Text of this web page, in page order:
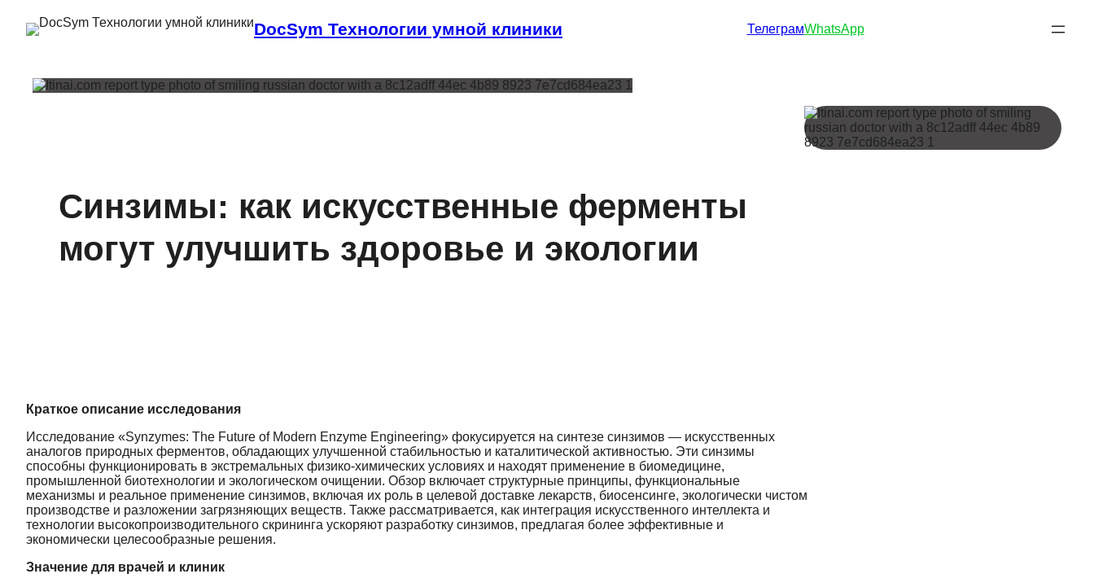
DocSym Технологии умной клиники ТелеграмWhatsApp
Синзимы: как искусственные ферменты
могут улучшить здоровье и экологии
Краткое описание исследования
Исследование «Synzymes: The Future of Modern Enzyme Engineering» фокусируется на синтезе синзимов — искусственных
аналогов природных ферментов, обладающих улучшенной стабильностью и каталитической активностью. Эти синзимы
способны функционировать в экстремальных физико-химических условиях и находят применение в биомедицине,
промышленной биотехнологии и экологическом очищении. Обзор включает структурные принципы, функциональные
механизмы и реальное применение синзимов, включая их роль в целевой доставке лекарств, биосенсинге, экологически чистом
производстве и разложении загрязняющих веществ. Также рассматривается, как интеграция искусственного интеллекта и
технологии высокопроизводительного скрининга ускоряют разработку синзимов, предлагая более эффективные и
экономически целесообразные решения.
Значение для врачей и клиник